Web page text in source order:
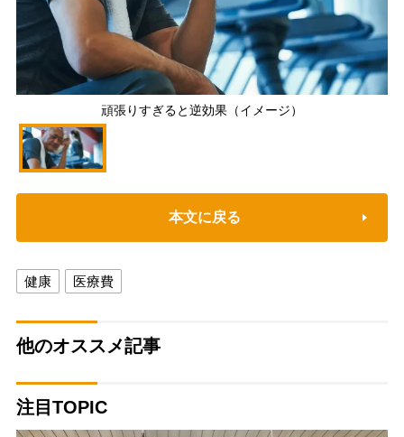
頑張りすぎると逆効果（イメージ）
本文に戻る
健康 医療費
他のオススメ記事
注目TOPIC